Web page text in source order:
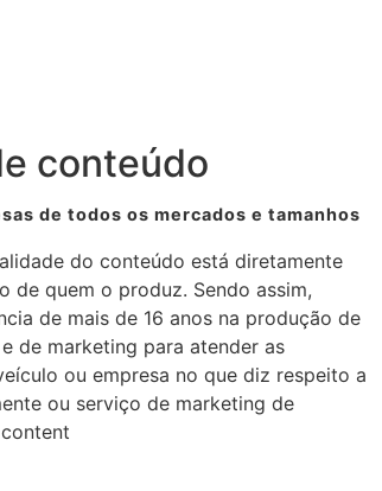
conteúdo
de todos os mercados e tamanhos​
do conteúdo está diretamente
de quem o produz. Sendo assim,
de mais de 16 anos na produção de
de marketing para atender as
ou empresa no que diz respeito a
ou serviço de marketing de